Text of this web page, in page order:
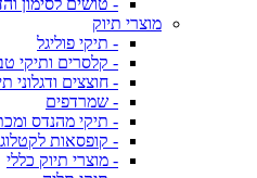
- טושים לסימון
מוצרי תיוק
- תיקי פוליגל
- קלסרים ותיקי
- חוצצים ודגלוני
- שמרדפים
- תיקי מהנדס
- קופסאות
- מוצרי תיוק כללי